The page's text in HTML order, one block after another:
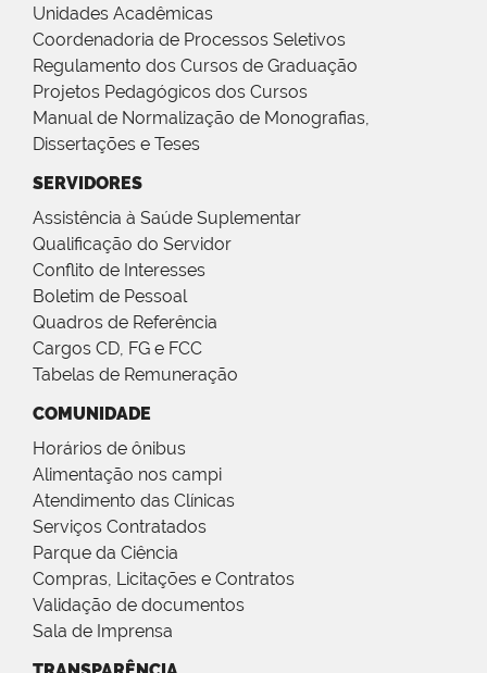
Unidades Acadêmicas
Coordenadoria de Processos Seletivos
Regulamento dos Cursos de Graduação
Projetos Pedagógicos dos Cursos
Manual de Normalização de Monografias,
Dissertações e Teses
SERVIDORES
Assistência à Saúde Suplementar
Qualificação do Servidor
Conflito de Interesses
Boletim de Pessoal
Quadros de Referência
Cargos CD, FG e FCC
Tabelas de Remuneração
COMUNIDADE
Horários de ônibus
Alimentação nos campi
Atendimento das Clínicas
Serviços Contratados
Parque da Ciência
Compras, Licitações e Contratos
Validação de documentos
Sala de Imprensa